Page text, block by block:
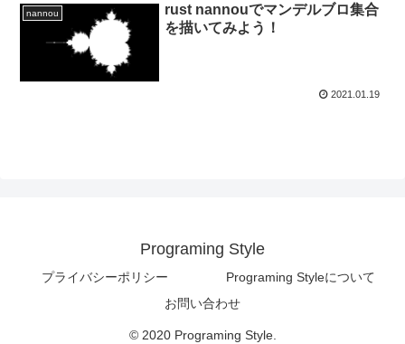
nannou
rust nannouでマンデルブロ集合
を描いてみよう！
2021.01.19
Programing Style
プライバシーポリシー
Programing Styleについて
お問い合わせ
© 2020 Programing Style.